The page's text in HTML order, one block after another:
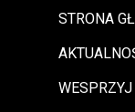
STRONA